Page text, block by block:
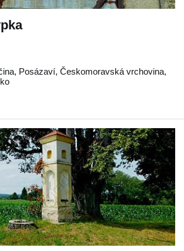
, Posázaví, Českomoravská vrchovina,